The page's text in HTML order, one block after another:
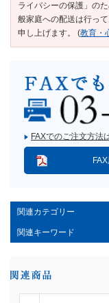
ライバシーの保護」の
般家庭への配送は行っ
申し上げます。 (教育・
FAXでのご注文方法
関連カテゴリー
関連キーワード